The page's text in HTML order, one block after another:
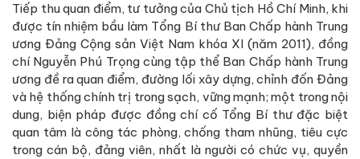
Tiếp thu quan điểm, tư tưởng của Chủ tịch Hồ Chí Minh, khi
được tín nhiệm bầu làm Tổng Bí thư Ban Chấp hành Trung
ương Đảng Cộng sản Việt Nam khóa XI (năm 2011), đồng
chí Nguyễn Phú Trọng cùng tập thể Ban Chấp hành Trung
ương đề ra quan điểm, đường lối xây dựng, chỉnh đốn Đảng
và hệ thống chính trị trong sạch, vững mạnh; một trong nội
dung, biện pháp được đồng chí cố Tổng Bí thư đặc biệt
quan tâm là công tác phòng, chống tham nhũng, tiêu cực
trong cán bộ, đảng viên, nhất là người có chức vụ, quyền